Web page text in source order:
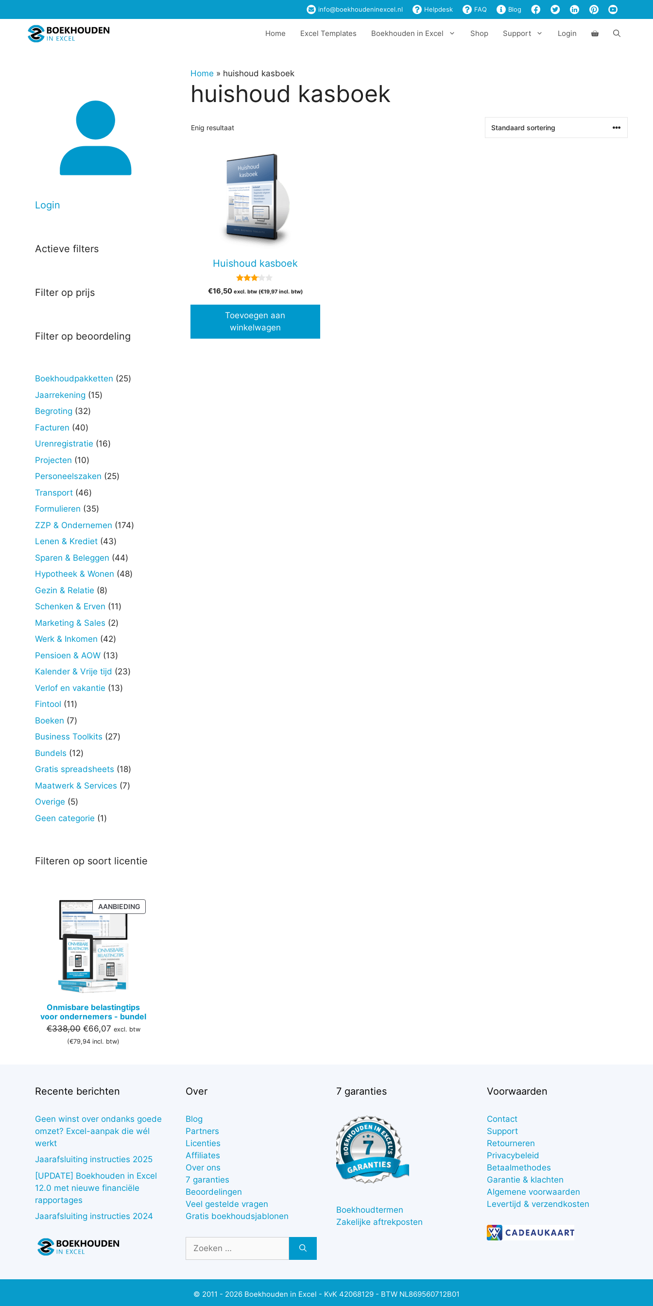
naar
info@boekhoudeninexcel.nl Helpdesk FAQ Blog
Home Excel Templates Boekhouden in Excel Shop Support Login
Home » huishoud kasboek
huishoud kasboek
Enig resultaat
Huishoud kasboek
3.00
van 5
€16,50 excl. btw (€19,97incl. btw)
Toevoegen aan
winkelwagen
Login
Actieve filters
Filter op prijs
Filter op beoordeling
Boekhoudpakketten 2525
Jaarrekening 1515
Begroting 3232
Facturen 4040
producten
Urenregistratie 1616
Projecten 1010
producten
Personeelszaken 2525
Transport 4646
producten
Formulieren 3535
producten
ZZP & Ondernemen 174174
Lenen & Krediet 4343
producten
Sparen & Beleggen 4444
producten
Hypotheek & Wonen 4848
Gezin & Relatie 88
producten
Schenken & Erven 1111
Marketing & Sales 22
Werk & Inkomen 4242
producten
Pensioen & AOW 1313
producten
Kalender & Vrije tijd 2323
Verlof en vakantie 1313
Fintool 1111
producten
Boeken 77
producten
Business Toolkits 2727
Bundels 1212
producten
Gratis spreadsheets 1818
producten
Maatwerk & Services 77
Overige 55
producten
Geen categorie 11
Filteren op soort licentie
AANBIEDINGPRODUCT
IN
Onmisbare belastingtips
voor ondernemers - bundel
€338,00 Oorspronkelijke
prijs
€66,07Huidige
prijs
excl. btw
(€79,94 incl. btw)
Recente berichten
Geen winst over ondanks goede
omzet? Excel-aanpak die wél
werkt
Jaarafsluiting instructies 2025
[UPDATE] Boekhouden in Excel
12.0 met nieuwe financiële
rapportages
Jaarafsluiting instructies 2024
Over
Blog
Partners
Licenties
Affiliates
Over ons
7 garanties
Beoordelingen
Veel gestelde vragen
Gratis boekhoudsjablonen
naar:
7 garanties
Boekhoudtermen
Zakelijke aftrekposten
Voorwaarden
Contact
Support
Retourneren
Privacybeleid
Betaalmethodes
Garantie & klachten
Algemene voorwaarden
Levertijd & verzendkosten
© 2011 - 2026 Boekhouden in Excel - KvK 42068129 - BTW NL869560712B01